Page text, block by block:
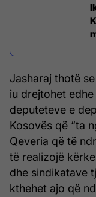
Jasharaj thotë
iu drejtohet
deputeteve e
Kosovës që “ta
Qeveria që të
të realizojë
dhe sindikatave
kthehet ajo që